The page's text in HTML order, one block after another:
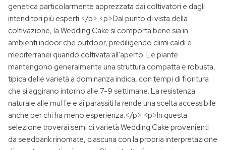
genetica particolarmente apprezzata dai coltivatori e dagli
intenditori più esperti.</p> <p>Dal punto di vista della
coltivazione, la Wedding Cake si comporta bene sia in
ambienti indoor che outdoor, prediligendo climi caldi e
mediterranei quando coltivata all'aperto. Le piante
mantengono generalmente una struttura compatta e robusta,
tipica delle varietà a dominanza indica, con tempi di fioritura
che si aggirano intorno alle 7-9 settimane. La resistenza
naturale alle muffe e ai parassiti la rende una scelta accessibile
anche per chi ha meno esperienza.</p> <p>In questa
selezione troverai semi di varietà Wedding Cake provenienti
da seedbank rinomate, ciascuna con la propria interpretazione